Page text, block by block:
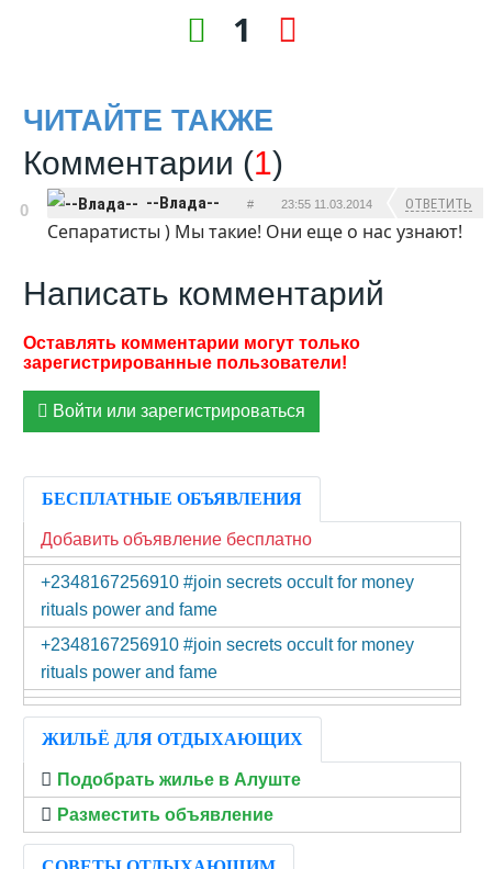
1
ЧИТАЙТЕ ТАКЖЕ
Комментарии (1)
0 --Влада-- # 23:55 11.03.2014 ОТВЕТИТЬ
Сепаратисты ) Мы такие! Они еще о нас узнают!
Написать комментарий
Войти или зарегистрироваться
БЕСПЛАТНЫЕ ОБЪЯВЛЕНИЯ
Добавить объявление бесплатно
+2348167256910 #join secrets occult for money
rituals power and fame
+2348167256910 #join secrets occult for money
rituals power and fame
ЖИЛЬЁ ДЛЯ ОТДЫХАЮЩИХ
Подобрать жилье в Алуште
Разместить объявление